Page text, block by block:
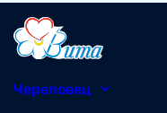
Череповец